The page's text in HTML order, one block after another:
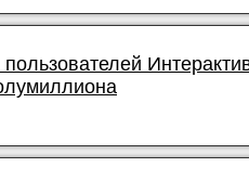
пользователей